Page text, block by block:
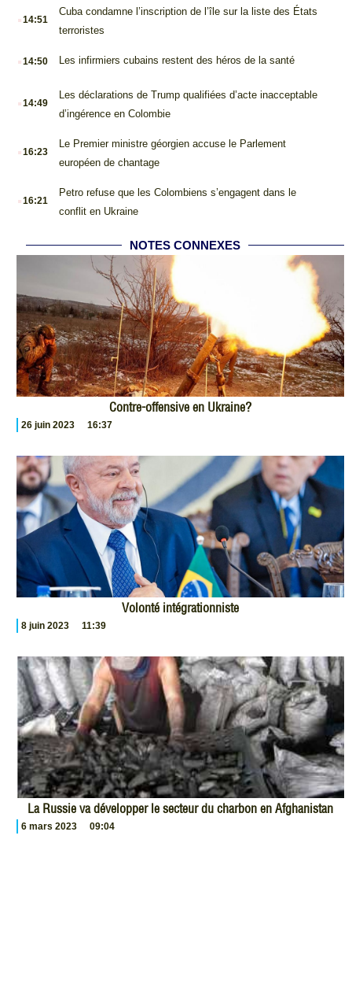
.14:51
Cuba condamne l’inscription de l’île sur la liste des États
terroristes
.14:50 Les infirmiers cubains restent des héros de la santé
.14:49
Les déclarations de Trump qualifiées d’acte inacceptable
d’ingérence en Colombie
.16:23
Le Premier ministre géorgien accuse le Parlement
européen de chantage
.16:21
Petro refuse que les Colombiens s’engagent dans le
conflit en Ukraine
NOTES CONNEXES
Contre-offensive en Ukraine?
26 juin 2023 16:37
Volonté intégrationniste
8 juin 2023 11:39
La Russie va développer le secteur du charbon en Afghanistan
6 mars 2023 09:04